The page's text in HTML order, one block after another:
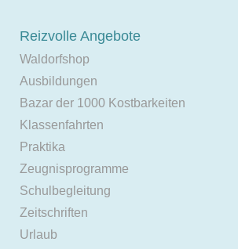
Reizvolle Angebote
Waldorfshop
Ausbildungen
Bazar der 1000 Kostbarkeiten
Klassenfahrten
Praktika
Zeugnisprogramme
Schulbegleitung
Zeitschriften
Urlaub